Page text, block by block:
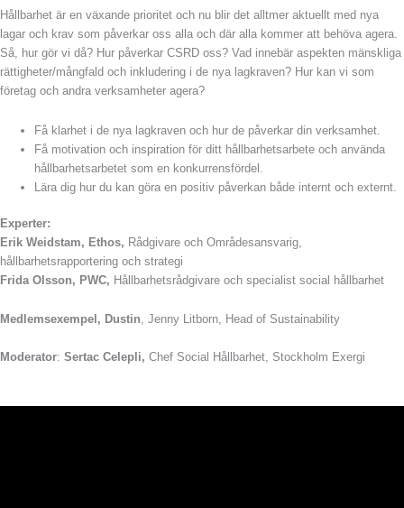
Hållbarhet är en växande prioritet och nu blir det alltmer aktuellt med nya
lagar och krav som påverkar oss alla och där alla kommer att behöva agera.
Så, hur gör vi då? Hur påverkar CSRD oss? Vad innebär aspekten mänskliga
rättigheter/mångfald och inkludering i de nya lagkraven? Hur kan vi som
företag och andra verksamheter agera?
Få klarhet i de nya lagkraven och hur de påverkar din verksamhet.
Få motivation och inspiration för ditt hållbarhetsarbete och använda
hållbarhetsarbetet som en konkurrensfördel.
Lära dig hur du kan göra en positiv påverkan både internt och externt.
Experter:
Erik Weidstam, Ethos, Rådgivare och Områdesansvarig,
hållbarhetsrapportering och strategi
Frida Olsson, PWC, Hållbarhetsrådgivare och specialist social hållbarhet
Medlemsexempel, Dustin, Jenny Litborn, Head of Sustainability
Moderator: Sertac Celepli, Chef Social Hållbarhet, Stockholm Exergi